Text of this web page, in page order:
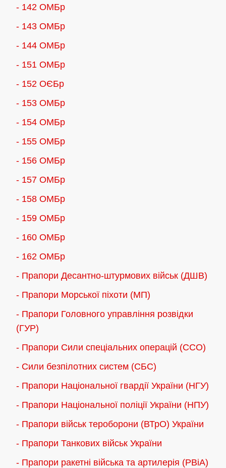
- 142 ОМБр
- 143 ОМБр
- 144 ОМБр
- 151 ОМБр
- 152 ОЄБр
- 153 ОМБр
- 154 ОМБр
- 155 ОMБр
- 156 ОMБр
- 157 ОМБр
- 158 ОМБр
- 159 ОМБр
- 160 ОМБр
- 162 ОМБр
- Прапори Десантно-штурмових військ (ДШВ)
- Прапори Морської піхоти (МП)
- Прапори Головного управління розвідки
(ГУР)
- Прапори Сили спеціальних операцій (ССО)
- Сили безпілотних систем (СБС)
- Прапори Національної гвардії України (НГУ)
- Прапори Національної поліції України (НПУ)
- Прапори військ тероборони (ВТрО) України
- Прапори Танкових військ України
- Прапори ракетні війська та артилерія (РВіА)